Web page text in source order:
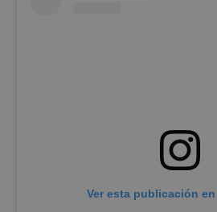
Ver esta publicación